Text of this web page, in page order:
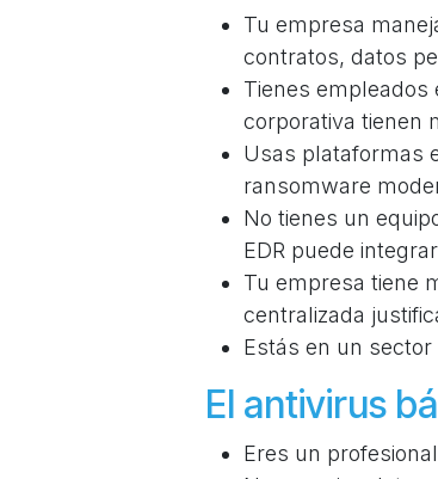
Tu empresa
contratos, datos
Tienes
corporativa tienen
Usas plataformas
ransomware
No tienes un
EDR puede
Tu empresa tiene
centralizada
Estás en un
El antivirus
Eres un